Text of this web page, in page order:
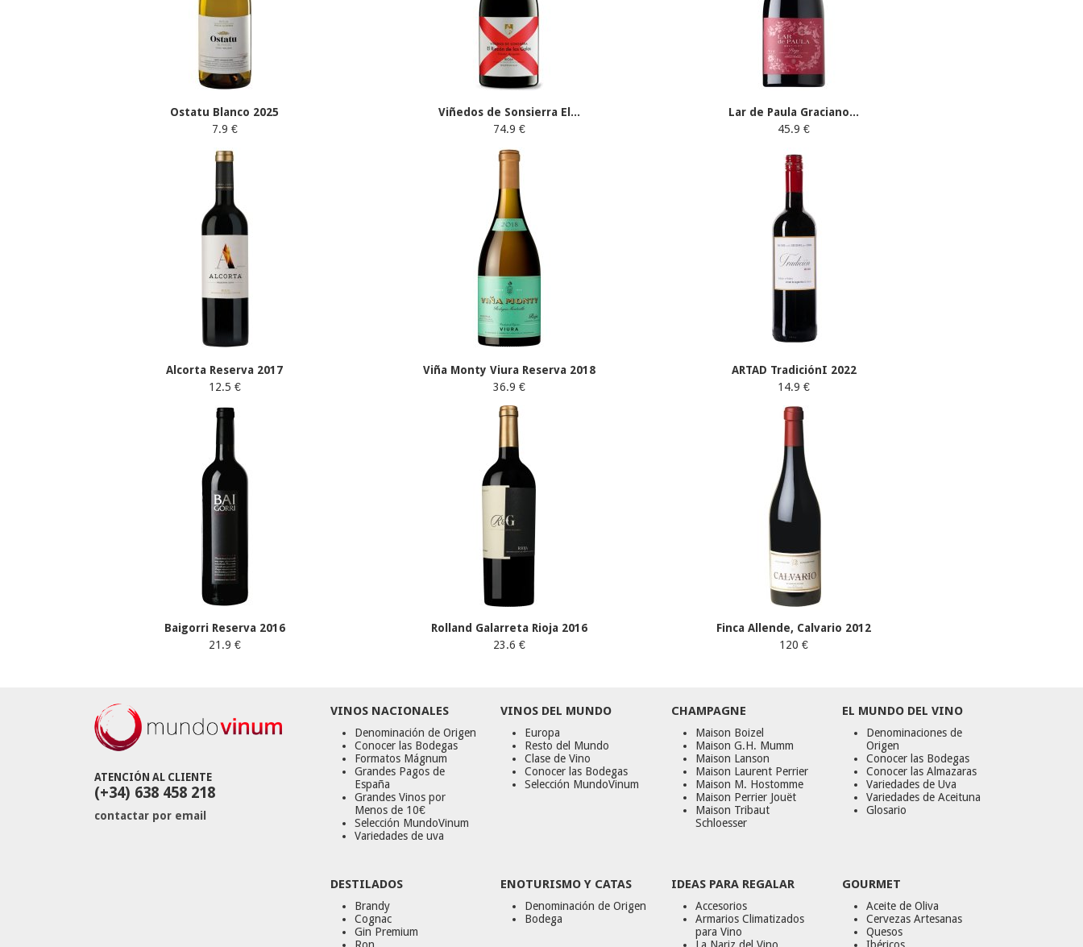
Ostatu Blanco 2025
7.9 €
Viñedos de Sonsierra El...
74.9 €
Lar de Paula Graciano...
45.9 €
Alcorta Reserva 2017
12.5 €
Viña Monty Viura Reserva 2018
36.9 €
ARTAD TradiciónI 2022
14.9 €
Baigorri Reserva 2016
21.9 €
Rolland Galarreta Rioja 2016
23.6 €
Finca Allende, Calvario 2012
120 €
ATENCIÓN AL CLIENTE
(+34) 638 458 218
contactar por email
VINOS NACIONALES
Denominación de Origen
Conocer las Bodegas
Formatos Mágnum
Grandes Pagos de
España
Grandes Vinos por
Menos de 10€
Selección MundoVinum
Variedades de uva
VINOS DEL MUNDO
Europa
Resto del Mundo
Clase de Vino
Conocer las Bodegas
Selección MundoVinum
CHAMPAGNE
Maison Boizel
Maison G.H. Mumm
Maison Lanson
Maison Laurent Perrier
Maison M. Hostomme
Maison Perrier Jouët
Maison Tribaut
Schloesser
EL MUNDO DEL VINO
Denominaciones de
Origen
Conocer las Bodegas
Conocer las Almazaras
Variedades de Uva
Variedades de Aceituna
Glosario
DESTILADOS
Brandy
Cognac
Gin Premium
ENOTURISMO Y CATAS
Denominación de Origen
Bodega
IDEAS PARA REGALAR
Accesorios
Armarios Climatizados
para Vino
GOURMET
Aceite de Oliva
Cervezas Artesanas
Quesos